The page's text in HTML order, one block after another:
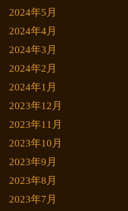
2024年5月
2024年4月
2024年3月
2024年2月
2024年1月
2023年12月
2023年11月
2023年10月
2023年9月
2023年8月
2023年7月